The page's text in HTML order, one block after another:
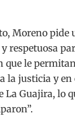
Moreno pide
respetuosa
que le
la justicia y en
La Guajira, lo